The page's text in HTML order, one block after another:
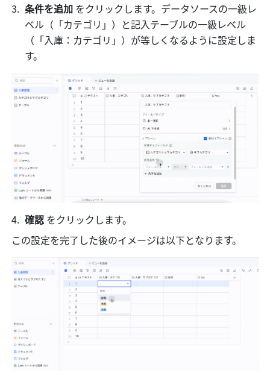
条件を追加 をクリックします。データソースの一級レ
ベル（「カテゴリ」）と記入テーブルの一級レベル
（「入庫：カテゴリ」）が等しくなるように設定しま
す。
確認 をクリックします。
この設定を完了した後のイメージは以下となります。